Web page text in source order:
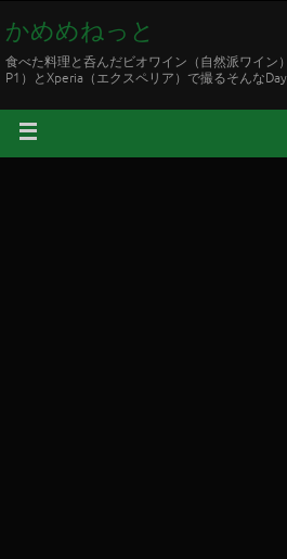
かめめねっと
食べた料理と呑んだビオワイン（自然派ワイン
P1）とXperia（エクスペリア）で撮るそんな